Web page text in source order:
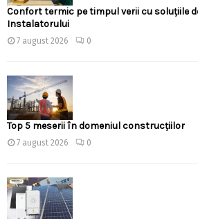
Confort termic pe timpul verii cu soluțiile
Instalatorului
7 august 2026 0
Top 5 meserii în domeniul construcțiilor
7 august 2026 0